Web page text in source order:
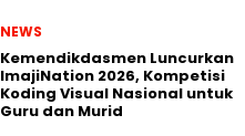
NEWS
Kemendikdasmen Luncurkan
ImajiNation 2026, Kompetisi
Koding Visual Nasional untuk
Guru dan Murid